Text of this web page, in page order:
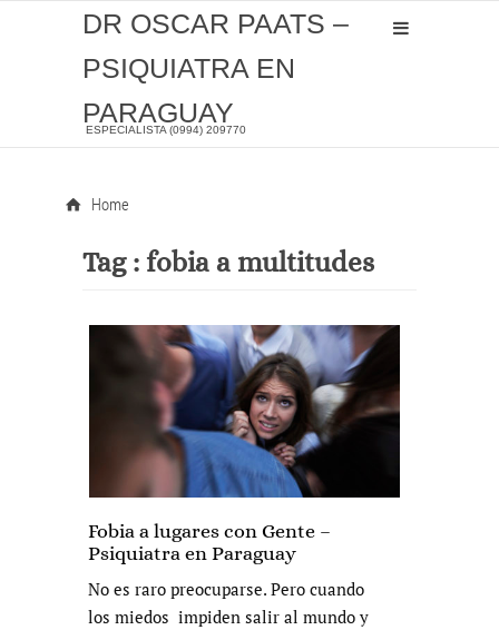
DR OSCAR PAATS –
PSIQUIATRA EN
PARAGUAY
ESPECIALISTA (0994) 209770
Home
Tag : fobia a multitudes
Fobia a lugares con Gente –
Psiquiatra en Paraguay
No es raro preocuparse. Pero cuando
los miedos impiden salir al mundo y